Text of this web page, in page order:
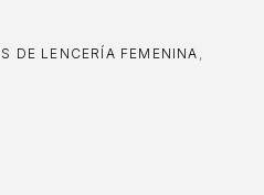
DE LENCERÍA FEMENINA